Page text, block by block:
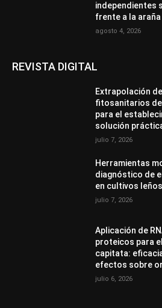
independientes
frente a la
agosto 4, 2026
REVISTA DIGITAL
Extrapolación
fitosanitarios
para el
solución
julio 7, 2026
Herramientas
diagnóstico de
en cultivos
julio 7, 2026
Aplicación de
proteicos para
capitata:
efectos sobre
julio 6, 2026